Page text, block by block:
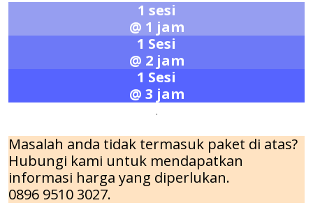
1 sesi
@ 1 jam
1 Sesi
@ 2 jam
1 Sesi
@ 3 jam
.
Masalah anda tidak termasuk paket di atas?
Hubungi kami untuk mendapatkan
informasi harga yang diperlukan.
0896 9510 3027.